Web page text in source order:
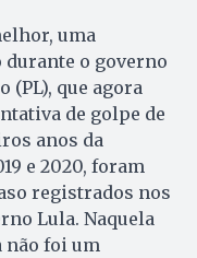
uma
durante o governo
(PL), que agora
de golpe de
anos da
e 2020, foram
registrados nos
Lula. Naquela
não foi um